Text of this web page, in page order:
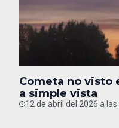
Cometa no visto
a simple vista
12 de abril del 2026 a